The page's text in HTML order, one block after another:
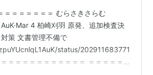
＝＝＝＝＝＝＝ むらさきさらむ
4 柏崎刈羽 原発、追加検査決
策 文書管理不備で
status/202911683771
＝＝＝＝＝＝＝＝＝＝＝ ＝＝＝＝＝＝